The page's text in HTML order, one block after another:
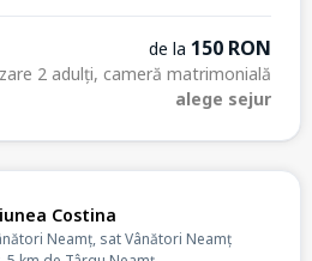
de la 150 RON
2 adulți, cameră matrimonială
alege sejur
Costina
Neamț, sat Vânători Neamț